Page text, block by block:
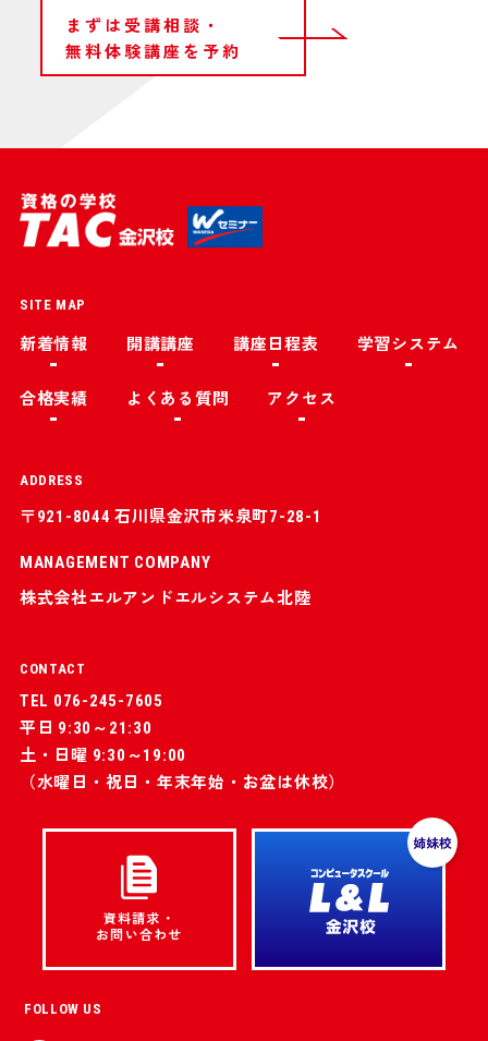
まずは受講相談・
無料体験講座を予約
SITE MAP
新着情報 開講講座 講座日程表 学習システム
合格実績 よくある質問 アクセス
ADDRESS
〒921-8044 石川県金沢市米泉町7-28-1
MANAGEMENT COMPANY
株式会社エルアンドエルシステム北陸
CONTACT
TEL 076-245-7605
平日 9:30～21:30
土・日曜 9:30～19:00
（水曜日・祝日・年末年始・お盆は休校）
FOLLOW US
資料請求・
お問い合わせ
姉妹校